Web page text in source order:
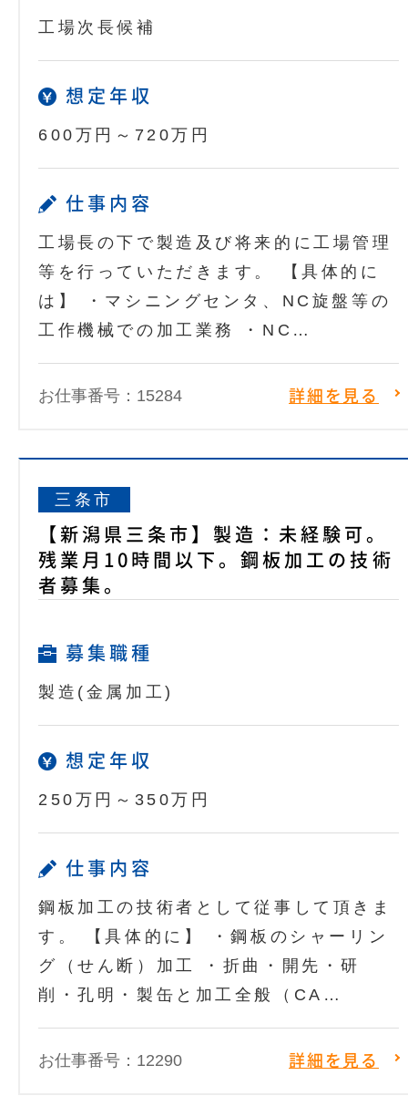
工場次長候補
想定年収
600万円～720万円
仕事内容
工場長の下で製造及び将来的に工場管理
等を行っていただきます。 【具体的に
は】 ・マシニングセンタ、NC旋盤等の
工作機械での加工業務 ・NC…
お仕事番号：15284 詳細を見る
三条市
【新潟県三条市】製造：未経験可。
残業月10時間以下。鋼板加工の技術
者募集。
募集職種
製造(金属加工)
想定年収
250万円～350万円
仕事内容
鋼板加工の技術者として従事して頂きま
す。 【具体的に】 ・鋼板のシャーリン
グ（せん断）加工 ・折曲・開先・研
削・孔明・製缶と加工全般（CA…
お仕事番号：12290 詳細を見る